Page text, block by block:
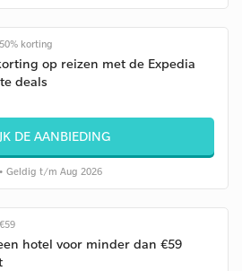
korting
op reizen met de Expedia
deals
DE AANBIEDING
• Geldig t/m Aug 2026
hotel voor minder dan €59